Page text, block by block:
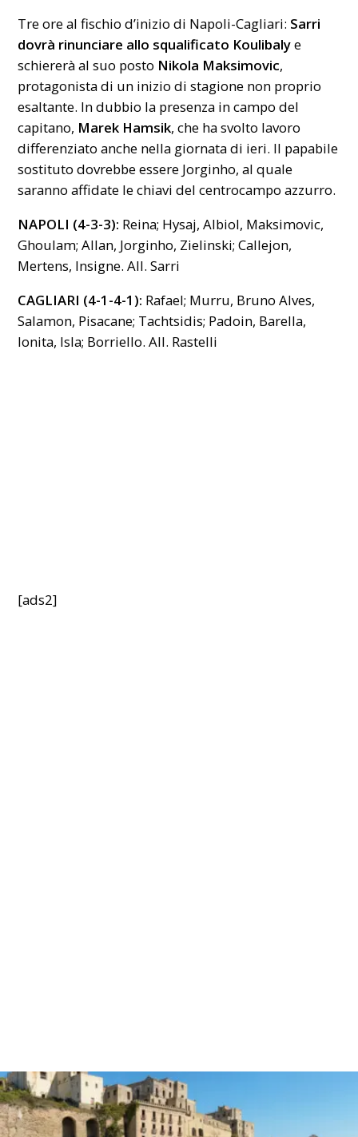
Tre ore al fischio d’inizio di Napoli-Cagliari: Sarri
dovrà rinunciare allo squalificato Koulibalye
schiererà al suo posto Nikola Maksimovic,
protagonista di un inizio di stagione non proprio
esaltante. In dubbio la presenza in campo del
capitano, Marek Hamsik, che ha svolto lavoro
differenziato anche nella giornata di ieri. Il papabile
sostituto dovrebbe essere Jorginho, al quale
saranno affidate le chiavi del centrocampo azzurro.
NAPOLI (4-3-3): Reina; Hysaj, Albiol, Maksimovic,
Ghoulam; Allan, Jorginho, Zielinski; Callejon,
Mertens, Insigne. All. Sarri
CAGLIARI (4-1-4-1): Rafael; Murru, Bruno Alves,
Salamon, Pisacane; Tachtsidis; Padoin, Barella,
Ionita, Isla; Borriello. All. Rastelli
[ads2]